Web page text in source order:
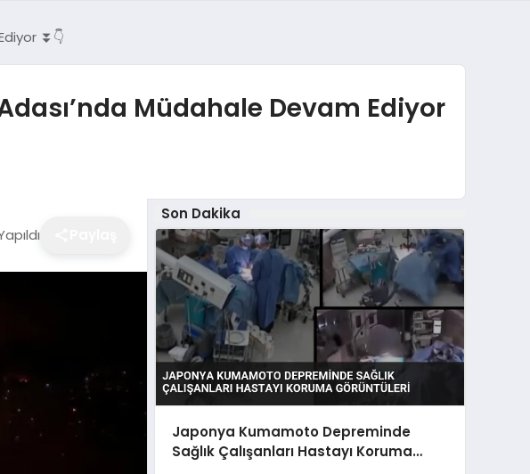
⏬👇
Müdahale Devam Ediyor
Son Dakika
Japonya Kumamoto Depreminde
Sağlık Çalışanları Hastayı Koruma